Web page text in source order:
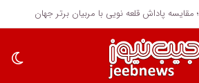
مقایسه پاداش قلعه نویی با مربیان برتر جهان